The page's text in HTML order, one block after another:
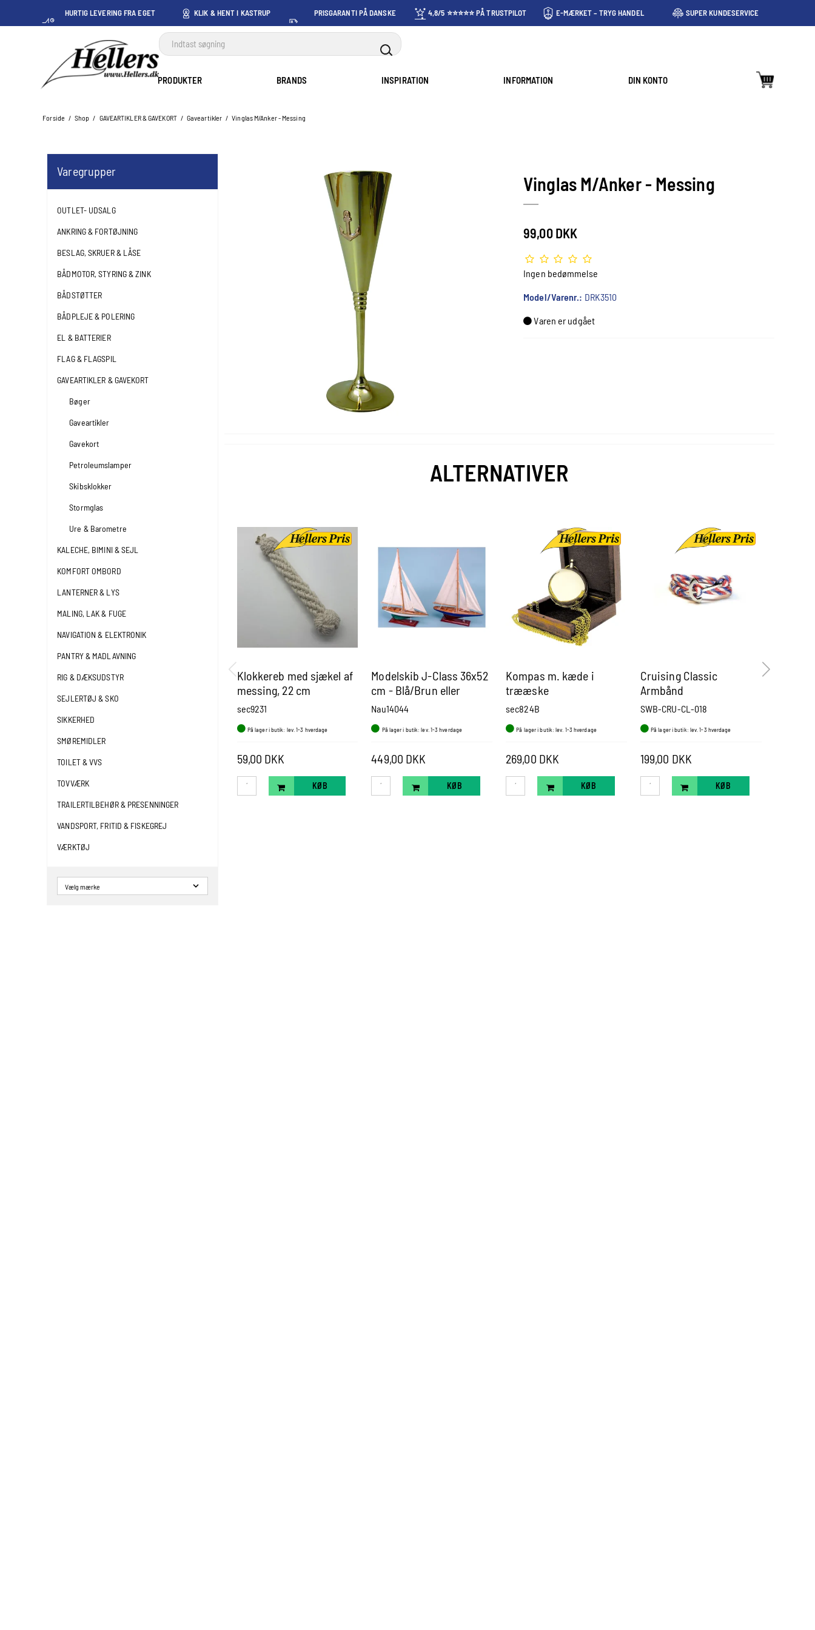
HURTIG LEVERING FRA EGET KLIK & HENT I KASTRUP PRISGARANTI PÅ DANSKE
PRISER
4,8/5 ⭐⭐⭐⭐⭐ PÅ TRUSTPILOT E-MÆRKET – TRYG HANDEL SUPER KUNDESERVICE
PRODUKTER BRANDS INSPIRATION INFORMATION DIN KONTO
Forside / Shop / GAVEARTIKLER & GAVEKORT / Gaveartikler / Vinglas M/Anker - Messing
Varegrupper
OUTLET- UDSALG
ANKRING & FORTØJNING
BESLAG, SKRUER & LÅSE
BÅDMOTOR, STYRING & ZINK
BÅDSTØTTER
BÅDPLEJE & POLERING
EL & BATTERIER
FLAG & FLAGSPIL
GAVEARTIKLER & GAVEKORT
Bøger
Gaveartikler
Gavekort
Petroleumslamper
Skibsklokker
Stormglas
Ure & Barometre
KALECHE, BIMINI & SEJL
KOMFORT OMBORD
LANTERNER & LYS
MALING, LAK & FUGE
NAVIGATION & ELEKTRONIK
PANTRY & MADLAVNING
RIG & DÆKSUDSTYR
SEJLERTØJ & SKO
SIKKERHED
SMØREMIDLER
TOILET & VVS
TOVVÆRK
TRAILERTILBEHØR & PRESENNINGER
VANDSPORT, FRITID & FISKEGREJ
VÆRKTØJ
Vinglas M/Anker - Messing
99,00 DKK
Ingen bedømmelse
Model/Varenr.: DRK3510
Varen er udgået
ALTERNATIVER
Klokkereb med sjækel af
messing, 22 cm
sec9231
På lager i butik: lev. 1-3 hverdage
59,00 DKK
KØB
Modelskib J-Class 36x52
cm - Blå/Brun eller
Hvid/Grøn
Nau14044
På lager i butik: lev. 1-3 hverdage
449,00 DKK
KØB
Kompas m. kæde i
trææske
sec824B
På lager i butik: lev. 1-3 hverdage
269,00 DKK
KØB
Cruising Classic
Armbånd
SWB-CRU-CL-018
På lager i butik: lev. 1-3 hverdage
199,00 DKK
KØB